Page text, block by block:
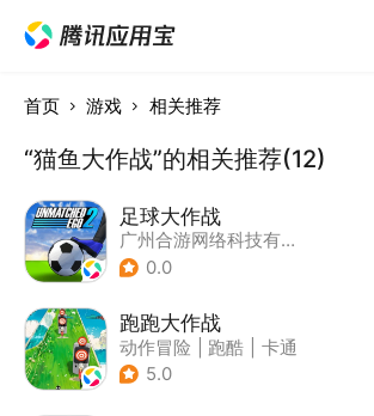
首页 游戏 相关推荐
“猫鱼大作战”的相关推荐(12)
足球大作战
广州合游网络科技有限公司
0.0
跑跑大作战
动作冒险 跑酷
卡通
5.0